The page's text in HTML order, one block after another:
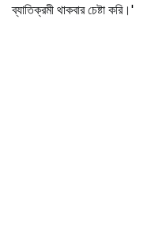
ব্যাতিক্রমী থাকবার চেষ্টা করি।'